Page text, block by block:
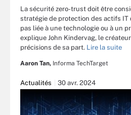
La sécurité zero-trust doit être
stratégie de protection des actifs IT
pas liée à une technologie ou à un
explique John Kindervag, le
précisions de sa part. Lire la suite
Aaron Tan, Informa TechTarget
Actualités 30 avr. 2024